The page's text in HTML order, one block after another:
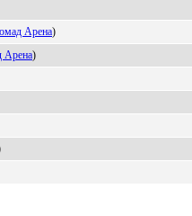
Apенa)
Аpeна)